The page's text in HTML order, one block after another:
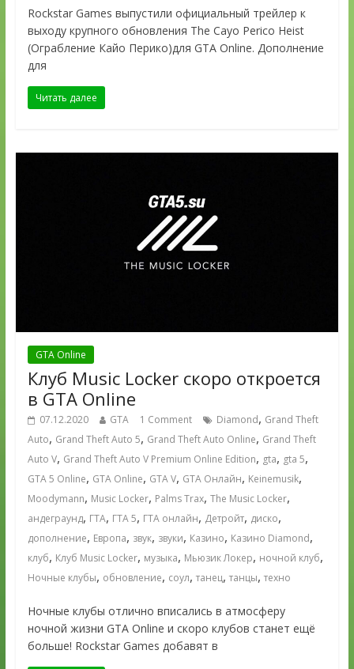
Rockstar Games выпустили официальный трейлер к
выходу крупного обновления The Cayo Perico Heist
(Ограбление Кайо Перико)для GTA Online. Дополнение
для
Читать далее
GTA Online
Клуб Music Locker скоро откроется
в GTA Online
07.12.2020 GTA 1 Comment Diamond, Grand Theft
Auto, Grand Theft Auto 5, Grand Theft Auto Online, Grand Theft
Auto V, Grand Theft Auto V Premium Online Edition, gta, gta 5,
GTA 5 Online, GTA Online, GTA V, GTA Онлайн, Keinemusik,
Moodymann, Music Locker, Palms Trax, The Music Locker,
андеграунд, ГТА, ГТА 5, ГТА онлайн, Детройт, диско,
дополнение, Европа, звук, звуки, Казино, Казино Diamond,
клуб, Клуб Music Locker, музыка, Мьюзик Локер, ночной клуб,
Ночные клубы, обновление, соул, танец, танцы, техно
Ночные клубы отлично вписались в атмосферу
ночной жизни GTA Online и скоро клубов станет ещё
больше! Rockstar Games добавят в